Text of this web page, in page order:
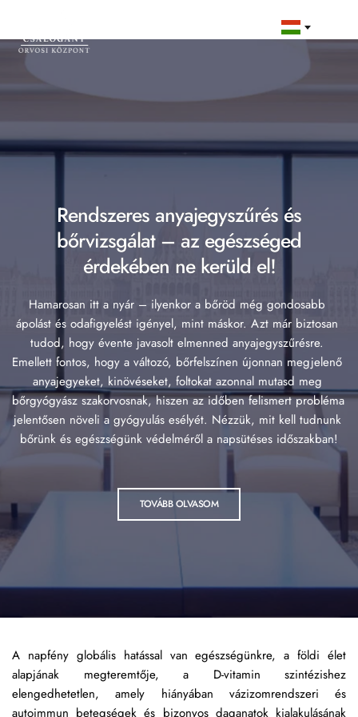
Rendszeres anyajegyszűrés és
bőrvizsgálat – az egészséged
érdekében ne kerüld el!
Hamarosan itt a nyár – ilyenkor a bőröd még gondosabb
ápolást és odafigyelést igényel, mint máskor. Azt már biztosan
tudod, hogy évente javasolt elmenned anyajegyszűrésre.
Emellett fontos, hogy a változó, bőrfelszínen újonnan megjelenő
anyajegyeket, kinövéseket, foltokat azonnal mutasd meg
bőrgyógyász szakorvosnak, hiszen az időben felismert probléma
jelentősen növeli a gyógyulás esélyét. Nézzük, mit kell tudnunk
bőrünk és egészségünk védelméről a napsütéses időszakban!
TOVÁBB OLVASOM
A napfény globális hatással van egészségünkre, a földi élet
alapjának megteremtője, a D-vitamin szintézishez
elengedhetetlen, amely hiányában vázizomrendszeri és
autoimmun betegségek és bizonyos daganatok kialakulásának